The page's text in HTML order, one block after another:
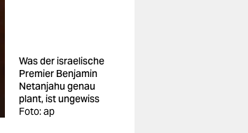
Was der israelische
Premier Benjamin
Netanjahu genau
plant, ist ungewiss
Foto: ap